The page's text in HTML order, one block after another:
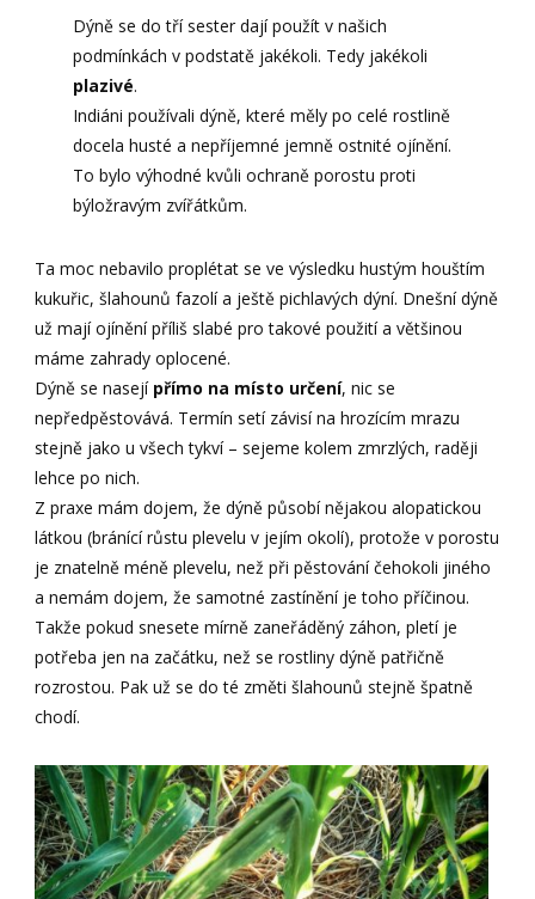
Dýně se do tří sester dají použít v našich
podmínkách v podstatě jakékoli. Tedy jakékoli
plazivé.
Indiáni používali dýně, které měly po celé rostlině
docela husté a nepříjemné jemně ostnité ojínění.
To bylo výhodné kvůli ochraně porostu proti
býložravým zvířátkům.
Ta moc nebavilo proplétat se ve výsledku hustým houštím
kukuřic, šlahounů fazolí a ještě pichlavých dýní. Dnešní dýně
už mají ojínění příliš slabé pro takové použití a většinou
máme zahrady oplocené.
Dýně se nasejípřímo na místo určení, nic se
nepředpěstovává. Termín setí závisí na hrozícím mrazu
stejně jako u všech tykví – sejeme kolem zmrzlých, raději
lehce po nich.
Z praxe mám dojem, že dýně působí nějakou alopatickou
látkou (bránící růstu plevelu v jejím okolí), protože v porostu
je znatelně méně plevelu, než při pěstování čehokoli jiného
a nemám dojem, že samotné zastínění je toho příčinou.
Takže pokud snesete mírně zaneřáděný záhon, pletí je
potřeba jen na začátku, než se rostliny dýně patřičně
rozrostou. Pak už se do té změti šlahounů stejně špatně
chodí.